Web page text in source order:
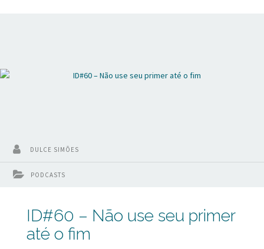
PODCASTS
DULCE SIMÕES
ID#60 – Não use seu primer
até o fim